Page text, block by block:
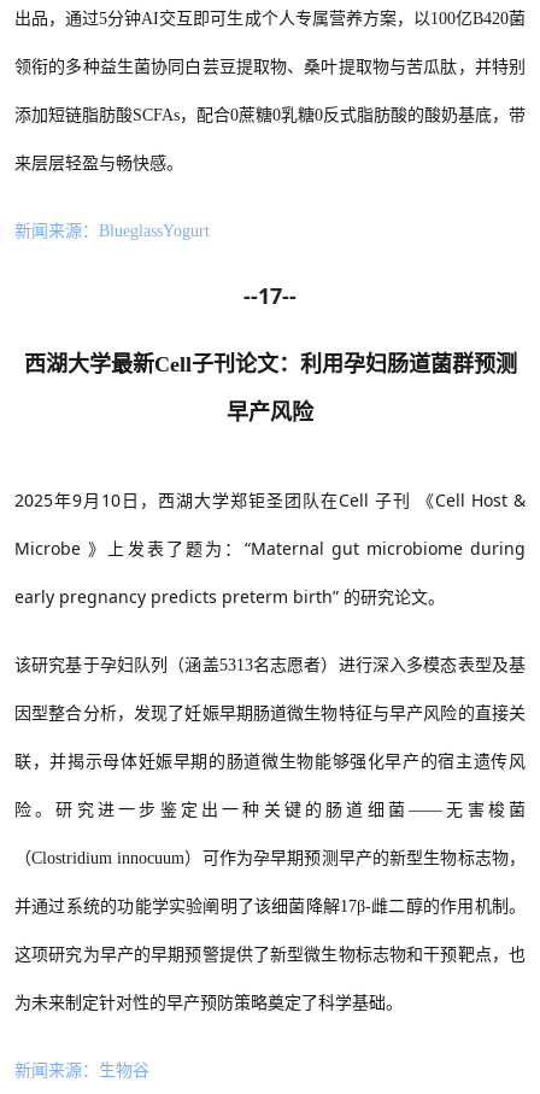
出品，通过5分钟AI交互即可生成个人专属营养方案，以100亿B420菌
领衔的多种益生菌协同白芸豆提取物、桑叶提取物与苦瓜肽，并特别
添加短链脂肪酸SCFAs，配合0蔗糖0乳糖0反式脂肪酸的酸奶基底，带
来层层轻盈与畅快感。
新闻来源： BlueglassYogurt
--17--
西湖大学最新Cell子刊论文：利用孕妇肠道菌群预测
早产风险
2025年9月10日，西湖大学郑钜圣团队在Cell 子刊 《Cell Host &
Microbe 》上发表了题为：“Maternal gut microbiome during
early pregnancy predicts preterm birth” 的研究论文。
该研究基于孕妇队列（涵盖5313名志愿者）进行深入多模态表型及基
因型整合分析，发现了妊娠早期肠道微生物特征与早产风险的直接关
联，并揭示母体妊娠早期的肠道微生物能够强化早产的宿主遗传风
险。研究进一步鉴定出一种关键的肠道细菌——无害梭菌
（Clostridium innocuum）可作为孕早期预测早产的新型生物标志物，
并通过系统的功能学实验阐明了该细菌降解17β-雌二醇的作用机制。
这项研究为早产的早期预警提供了新型微生物标志物和干预靶点，也
为未来制定针对性的早产预防策略奠定了科学基础。
新闻来源：生物谷